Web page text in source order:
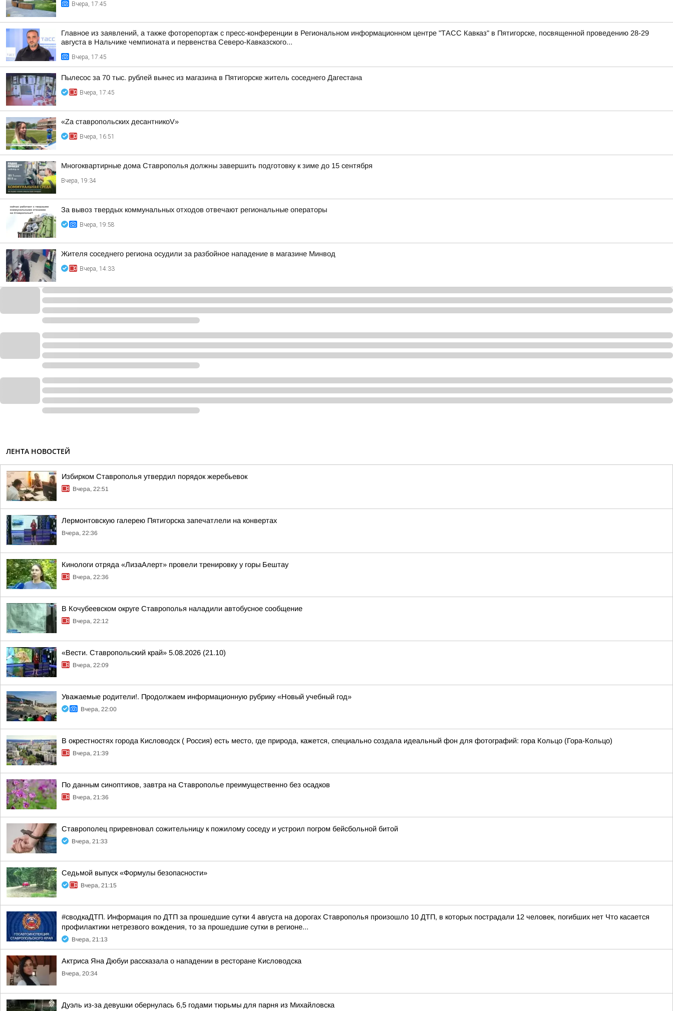
Вчера, 17:45
Главное из заявлений, а также фоторепортаж с пресс-конференции в Региональном информационном центре "ТАСС Кавказ" в Пятигорске, посвященной проведению 28-29
августа в Нальчике чемпионата и первенства Северо-Кавказского...
Вчера, 17:45
Пылесос за 70 тыс. рублей вынес из магазина в Пятигорске житель соседнего Дагестана
Вчера, 17:45
«Zа ставропольских десантникоV»
Вчера, 16:51
Многоквартирные дома Ставрополья должны завершить подготовку к зиме до 15 сентября
Вчера, 19:34
За вывоз твердых коммунальных отходов отвечают региональные операторы
Вчера, 19:58
Жителя соседнего региона осудили за разбойное нападение в магазине Минвод
Вчера, 14:33
ЛЕНТА НОВОСТЕЙ
Избирком Ставрополья утвердил порядок жеребьевок
Вчера, 22:51
Лермонтовскую галерею Пятигорска запечатлели на конвертах
Вчера, 22:36
Кинологи отряда «ЛизаАлерт» провели тренировку у горы Бештау
Вчера, 22:36
В Кочубеевском округе Ставрополья наладили автобусное сообщение
Вчера, 22:12
«Вести. Ставропольский край» 5.08.2026 (21.10)
Вчера, 22:09
Уважаемые родители!. Продолжаем информационную рубрику «Новый учебный год»
Вчера, 22:00
В окрестностях города Кисловодск ( Россия) есть место, где природа, кажется, специально создала идеальный фон для фотографий: гора Кольцо (Гора-Кольцо)
Вчера, 21:39
По данным синоптиков, завтра на Ставрополье преимущественно без осадков
Вчера, 21:36
Ставрополец приревновал сожительницу к пожилому соседу и устроил погром бейсбольной битой
Вчера, 21:33
Седьмой выпуск «Формулы безопасности»
Вчера, 21:15
#сводкаДТП. Информация по ДТП за прошедшие сутки 4 августа на дорогах Ставрополья произошло 10 ДТП, в которых пострадали 12 человек, погибших нет Что касается
профилактики нетрезвого вождения, то за прошедшие сутки в регионе...
Вчера, 21:13
Актриса Яна Дюбуи рассказала о нападении в ресторане Кисловодска
Вчера, 20:34
Дуэль из-за девушки обернулась 6,5 годами тюрьмы для парня из Михайловска